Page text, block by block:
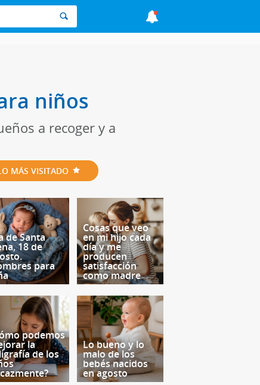
niños
a recoger y a
MÁS VISITADO
de Santa
18 de
para
Cosas que veo
en mi hijo cada
día y me
producen
satisfacción
como madre
podemos
la
de los
Lo bueno y lo
malo de los
bebés nacidos
en agosto